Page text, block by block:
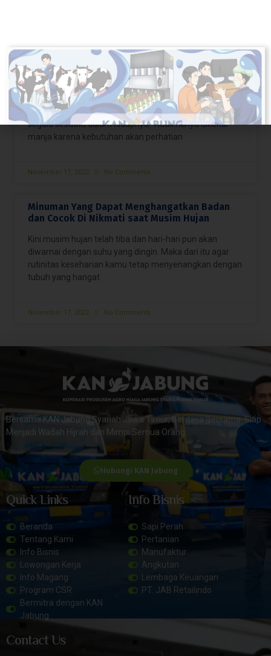
5 Tips Jadi Wanita Independen
Wanita merupakan makhluk dengan perasaan yang
sensitif dan lebih menggunakan hati dalam menghadapi
segala sesuatu dalam hidupnya. Tidak hanya dikenal
manja karena kebutuhan akan perhatian
November 17, 2022 No Comments
Minuman Yang Dapat Menghangatkan Badan
dan Cocok Di Nikmati saat Musim Hujan
Kini musim hujan telah tiba dan hari-hari pun akan
diwarnai dengan suhu yang dingin. Maka dari itu agar
rutinitas keseharian kamu tetap menyenangkan dengan
tubuh yang hangat.
November 17, 2022 No Comments
Bersama KAN Jabung Syariah Jawa Timur, Berdaya Bersama. Siap
Menjadi Wadah Hijrah dan Mimpi Semua Orang.
Hubungi KAN Jabung
Quick Links
Beranda
Tentang Kami
Info Bisnis
Lowongan Kerja
Info Magang
Program CSR
Bermitra dengan KAN
Jabung
Info Bisnis
Sapi Perah
Pertanian
Manufaktur
Angkutan
Lembaga Keuangan
PT. JAB Retailindo
Contact Us